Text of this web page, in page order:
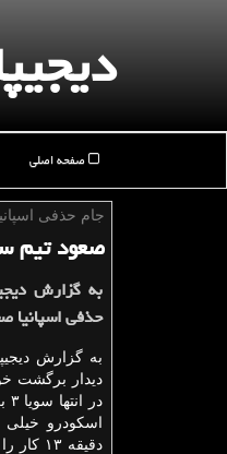
صفحه اصلی
جام حذفی
صعود تیم
به گزارش
حذفی اسپانیا
به گزارش
دیدار برگشت
در انتها سویا ۳ بر یك برنده شد. تیم سویا با
اسكودرو خیلی
دقیقه ۱۳ كار را به تساوی كشاند. سویا در نیمه دوم دو